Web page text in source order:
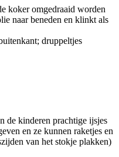
koker omgedraaid worden
naar beneden en klinkt als
druppeltjes
de kinderen prachtige ijsjes
en ze kunnen raketjes en
van het stokje plakken)